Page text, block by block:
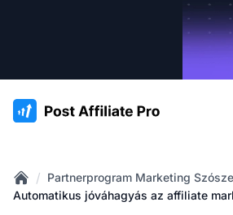
:site.title
Home
/ Partnerprogram Marketing
Automatikus jóváhagyás az affiliate